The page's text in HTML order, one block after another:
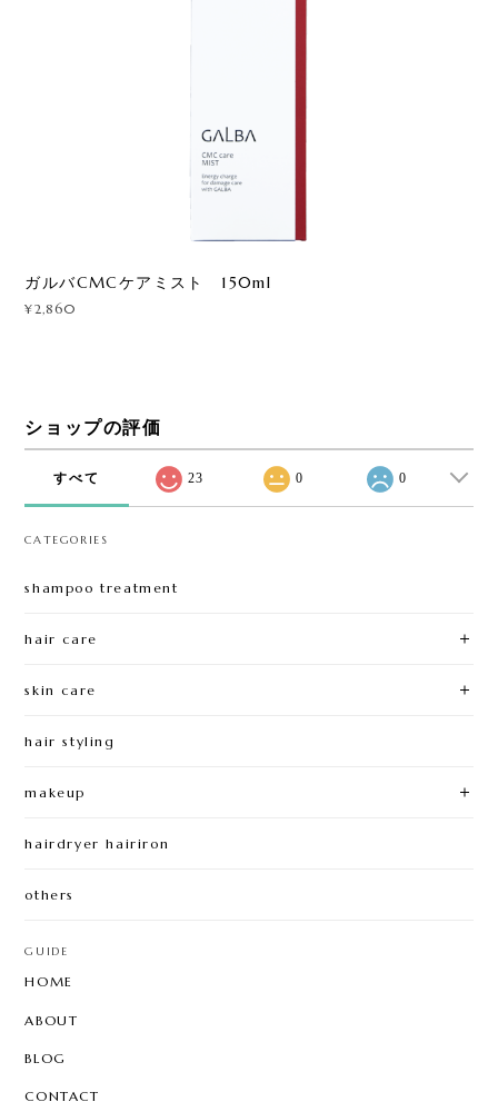
ガルバCMCケアミスト 150ml
¥2,860
ショップの評価
すべて 23 0 0
CATEGORIES
shampoo treatment
hair care
skin care
hair styling
makeup
hairdryer hairiron
others
GUIDE
HOME
ABOUT
BLOG
CONTACT